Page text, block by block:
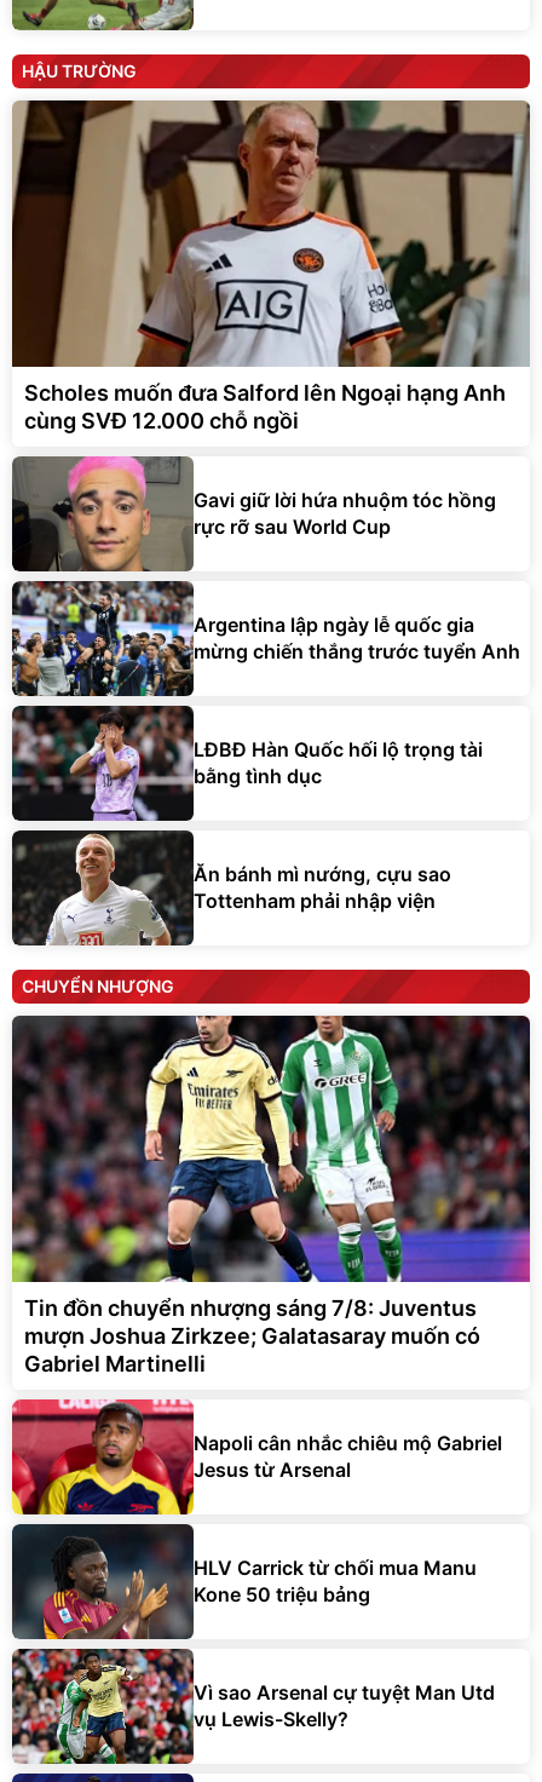
HẬU TRƯỜNG
Scholes muốn đưa Salford lên Ngoại hạng Anh
cùng SVĐ 12.000 chỗ ngồi
Gavi giữ lời hứa nhuộm tóc hồng
rực rỡ sau World Cup
Argentina lập ngày lễ quốc gia
mừng chiến thắng trước tuyển Anh
LĐBĐ Hàn Quốc hối lộ trọng tài
bằng tình dục
Ăn bánh mì nướng, cựu sao
Tottenham phải nhập viện
CHUYỂN NHƯỢNG
Tin đồn chuyển nhượng sáng 7/8: Juventus
mượn Joshua Zirkzee; Galatasaray muốn có
Gabriel Martinelli
Napoli cân nhắc chiêu mộ Gabriel
Jesus từ Arsenal
HLV Carrick từ chối mua Manu
Kone 50 triệu bảng
Vì sao Arsenal cự tuyệt Man Utd
vụ Lewis-Skelly?